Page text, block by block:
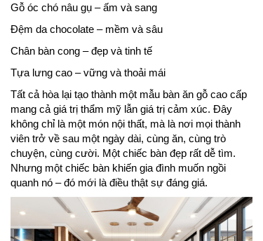
Gỗ óc chó nâu gụ – ấm và sang
Đệm da chocolate – mềm và sâu
Chân bàn cong – đẹp và tinh tế
Tựa lưng cao – vững và thoải mái
Tất cả hòa lại tạo thành một mẫu bàn ăn gỗ cao cấp
mang cả giá trị thẩm mỹ lẫn giá trị cảm xúc. Đây
không chỉ là một món nội thất, mà là nơi mọi thành
viên trở về sau một ngày dài, cùng ăn, cùng trò
chuyện, cùng cười. Một chiếc bàn đẹp rất dễ tìm.
Nhưng một chiếc bàn khiến gia đình muốn ngồi
quanh nó – đó mới là điều thật sự đáng giá.